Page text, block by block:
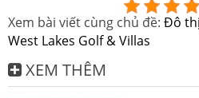
Xem bài viết cùng chủ đề: Đô
West Lakes Golf & Villas
XEM THÊM